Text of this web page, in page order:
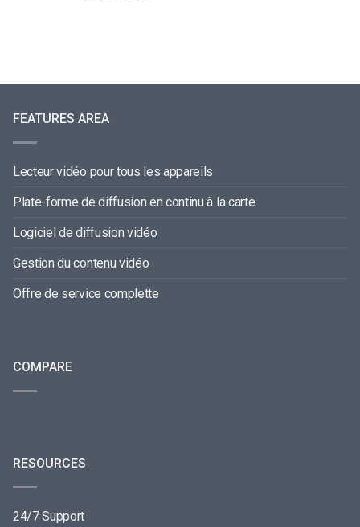
FEATURES AREA
Lecteur vidéo pour tous les appareils
Plate-forme de diffusion en continu à la carte
Logiciel de diffusion vidéo
Gestion du contenu vidéo
Offre de service complette
COMPARE
RESOURCES
24/7 Support